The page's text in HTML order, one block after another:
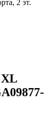
2 эт.